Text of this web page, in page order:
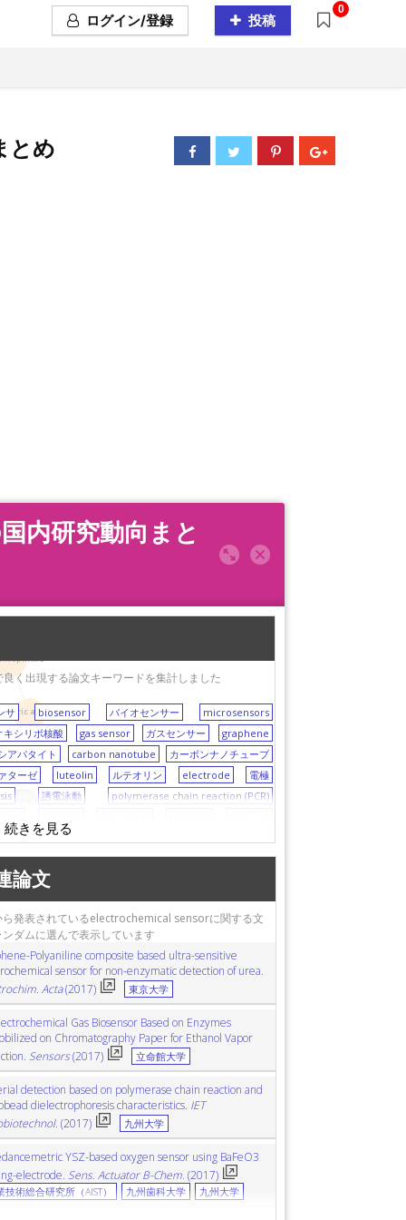
ログイン/登録 投稿
0
とめ
uric acid
内研究動向まと
く出現する論文キーワードを集計しました
サ biosensor バイオセンサー
microsensors
キシリボ核酸 gas sensor ガスセンサー
graphene
アパタイト carbon nanotube
カーボンナノチューブ
ターゼ luteolin ルテオリン electrode
電極
誘電泳動
polymerase chain reaction (PCR)
ノルエピネフリン
尿素 polyaniline ポリアニリン
V2O5
immunochromatography
ンメトリー 3D structure 三次元構造
CMOS
リポ多糖
boron-doped diamond
reaction 酸素還元反応
ナノコンポジット
論文
ら発表されているelectrochemical sensorに関する文
ダムに選んで表示しています
Polyaniline composite based ultra-sensitive
sensor for non-enzymatic detection of urea.
Acta(2017) 東京大学
Gas Biosensor Based on Enzymes
on Chromatography Paper for Ethanol Vapor
Sensors(2017) 立命館大学
detection based on polymerase chain reaction and
dielectrophoresis characteristics. IET
(2017) 九州大学
YSZ-based oxygen sensor using BaFeO3
electrode. Sens. Actuator B-Chem. (2017)
技術総合研究所（AIST） 九州歯科大学 九州大学